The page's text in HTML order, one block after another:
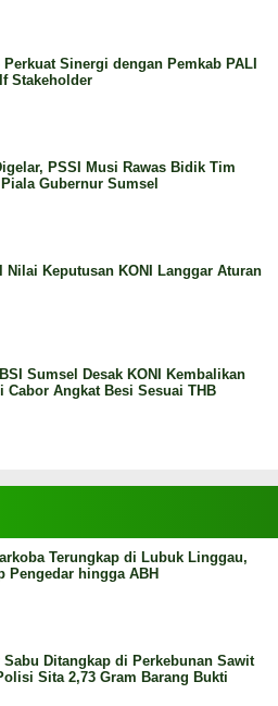
Sinergi dengan Pemkab PALI
Stakeholder
PSSI Musi Rawas Bidik Tim
Gubernur Sumsel
Nilai Keputusan KONI Langgar Aturan
Sumsel Desak KONI Kembalikan
Cabor Angkat Besi Sesuai THB
Terungkap di Lubuk Linggau,
Pengedar hingga ABH
Sabu Ditangkap di Perkebunan Sawit
Sita 2,73 Gram Barang Bukti